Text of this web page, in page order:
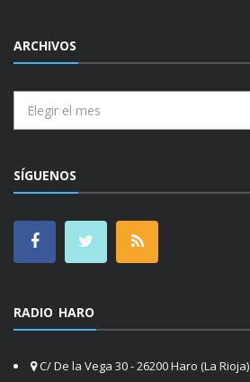
ARCHIVOS
SÍGUENOS
RADIO HARO
C/ De la Vega 30 - 26200 Haro (La Rioja)